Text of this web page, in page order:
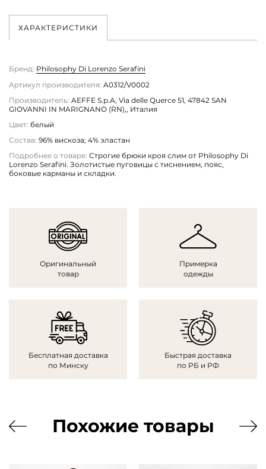
ХАРАКТЕРИСТИКИ
Бренд: Philosophy Di Lorenzo Serafini
Артикул производителя: A0312/V0002
Производитель: AEFFE S.p.A, Via delle Querce 51, 47842 SAN
GIOVANNI IN MARIGNANO (RN),, Италия
Цвет: белый
Состав: 96% вискоза; 4% эластан
Подробнее о товаре: Строгие брюки кроя слим от Philosophy Di
Lorenzo Serafini. Золотистые пуговицы с тиснением, пояс,
боковые карманы и складки.
Оригинальный
товар
Примерка
одежды
Бесплатная доставка
по Минску
Быстрая доставка
по РБ и РФ
Похожие товары